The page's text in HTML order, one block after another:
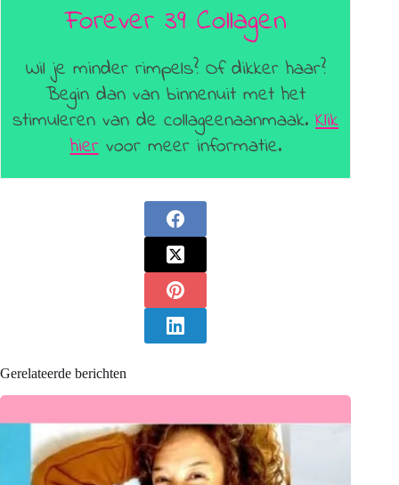
Forever 39 Collagen
Wil je minder rimpels? Of dikker haar?
Begin dan van binnenuit met het
stimuleren van de collageenaanmaak.Klik
hiervoor meer informatie.
Gerelateerde berichten